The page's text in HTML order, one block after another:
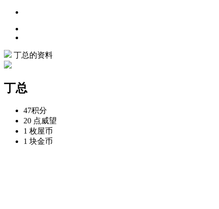
丁总的资料
丁总
47积分
20 点威望
1 枚屋币
1 块金币